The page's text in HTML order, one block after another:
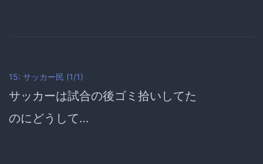
15: サッカー民 (1/1)
サッカーは試合の後ゴミ拾いしてた
のにどうして…